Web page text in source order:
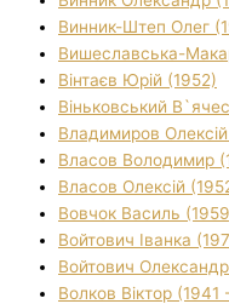
Винник-Штеп Олег
Вишеславська-
Вінтаєв Юрій (1952)
Віньковський
Владимиров
Власов Володимир
Власов Олексій
Вовчок Василь
Войтович Іванка
Войтович
Волков Віктор